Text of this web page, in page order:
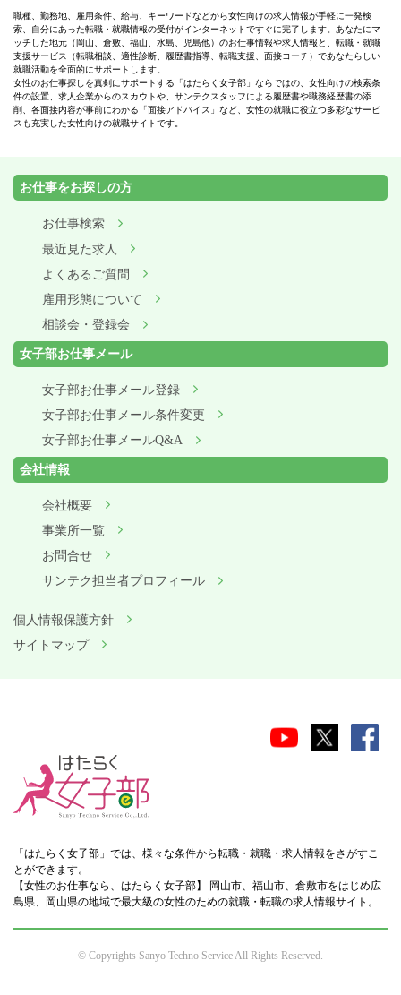
職種、勤務地、雇用条件、給与、キーワードなどから女性向けの求人情報が手軽に一発検
索、自分にあった転職・就職情報の受付がインターネットですぐに完了します。あなたにマ
ッチした地元（岡山、倉敷、福山、水島、児島他）のお仕事情報や求人情報と、転職・就職
支援サービス（転職相談、適性診断、履歴書指導、転職支援、面接コーチ）であなたらしい
就職活動を全面的にサポートします。
女性のお仕事探しを真剣にサポートする「はたらく女子部」ならではの、女性向けの検索条
件の設置、求人企業からのスカウトや、サンテクスタッフによる履歴書や職務経歴書の添
削、各面接内容が事前にわかる「面接アドバイス」など、女性の就職に役立つ多彩なサービ
スも充実した女性向けの就職サイトです。
お仕事をお探しの方
お仕事検索
最近見た求人
よくあるご質問
雇用形態について
相談会・登録会
女子部お仕事メール
女子部お仕事メール登録
女子部お仕事メール条件変更
女子部お仕事メールQ&A
会社情報
会社概要
事業所一覧
お問合せ
サンテク担当者プロフィール
個人情報保護方針
サイトマップ
「はたらく女子部」では、様々な条件から転職・就職・求人情報をさがすこ
とができます。
【女性のお仕事なら、はたらく女子部】 岡山市、福山市、倉敷市をはじめ広
島県、岡山県の地域で最大級の女性のための就職・転職の求人情報サイト。
© Copyrights Sanyo Techno Service All Rights Reserved.